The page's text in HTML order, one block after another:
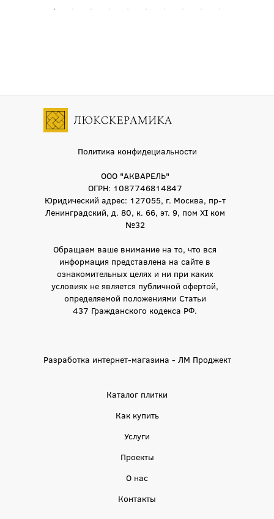
Политика конфидециальности
ООО "АКВАРЕЛЬ"
ОГРН: 1087746814847
Юридический адрес: 127055, г. Москва, пр-т
Ленинградский, д. 80, к. 66, эт. 9, пом XI ком
№32
Обращаем ваше внимание на то, что вся
информация представлена на сайте в
ознакомительных целях и ни при каких
условиях не является публичной офертой,
определяемой положениями Статьи
437 Гражданского кодекса РФ.
Разработка интернет-магазина - ЛМ Проджект
Каталог плитки
Как купить
Услуги
Проекты
О нас
Контакты